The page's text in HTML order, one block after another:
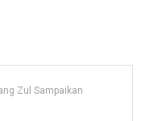
Zul Sampaikan